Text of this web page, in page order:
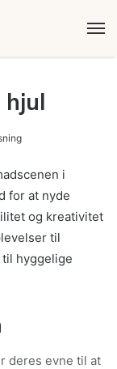
hjul
i
for at nyde
og kreativitet
til
hyggelige
deres evne til at